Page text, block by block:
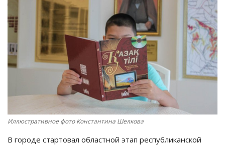
МИР
СПЕЦПРОЕКТЫ
СПОРТ
РАЗВЛЕЧЕНИЯ
Иллюстративное фото Константина Шелкова
В городе стартовал областной этап республиканской